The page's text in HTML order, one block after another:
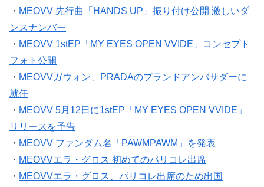
・ MEOVV 先行曲「HANDS UP」振り付け公開 激しいダ
ンスナンバー
・ MEOVV 1stEP「MY EYES OPEN VVIDE」コンセプト
フォト公開
・ MEOVVガウォン、PRADAのブランドアンバサダーに
就任
・ MEOVV 5月12日に1stEP「MY EYES OPEN VVIDE」
リリースを予告
・ MEOVV ファンダム名「PAWMPAWM」を発表
・ MEOVVエラ・グロス 初めてのパリコレ出席
・ MEOVVエラ・グロス、パリコレ出席のため出国